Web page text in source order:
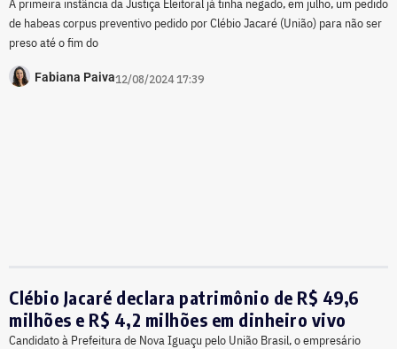
A primeira instância da Justiça Eleitoral já tinha negado, em julho, um pedido
de habeas corpus preventivo pedido por Clébio Jacaré (União) para não ser
preso até o fim do
Fabiana Paiva12/08/2024 17:39
Clébio Jacaré declara patrimônio de R$ 49,6
milhões e R$ 4,2 milhões em dinheiro vivo
Candidato à Prefeitura de Nova Iguaçu pelo União Brasil, o empresário